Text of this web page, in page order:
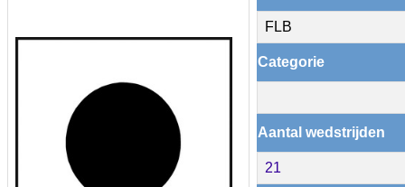
FLB
Categorie
Aantal wedstrijden
21